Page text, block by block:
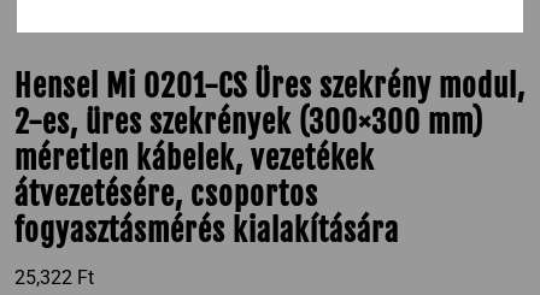
Hensel Mi 0201-CS Üres szekrény modul,
2-es, üres szekrények (300×300 mm)
méretlen kábelek, vezetékek
átvezetésére, csoportos
fogyasztásmérés kialakítására
25,322 Ft